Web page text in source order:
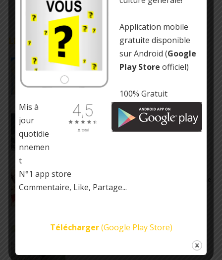
LE SAVIEZ-VOUS ?
Un mouvement artistique s’appelle
l’Accidentalisme
Les requins sont sur Terre depuis près de 450
millions d’années
agitant un drapeau rouge
Les reines fourmis peuvent vivre jusqu’à 30 ans
Application mobile
gratuite disponible
sur Android (Google
Play Store officiel)
100% Gratuit
Mis à
jour
quotidie
nnemen
t
N°1 app store
Commentaire, Like, Partage...
Télécharger(Google Play Store)